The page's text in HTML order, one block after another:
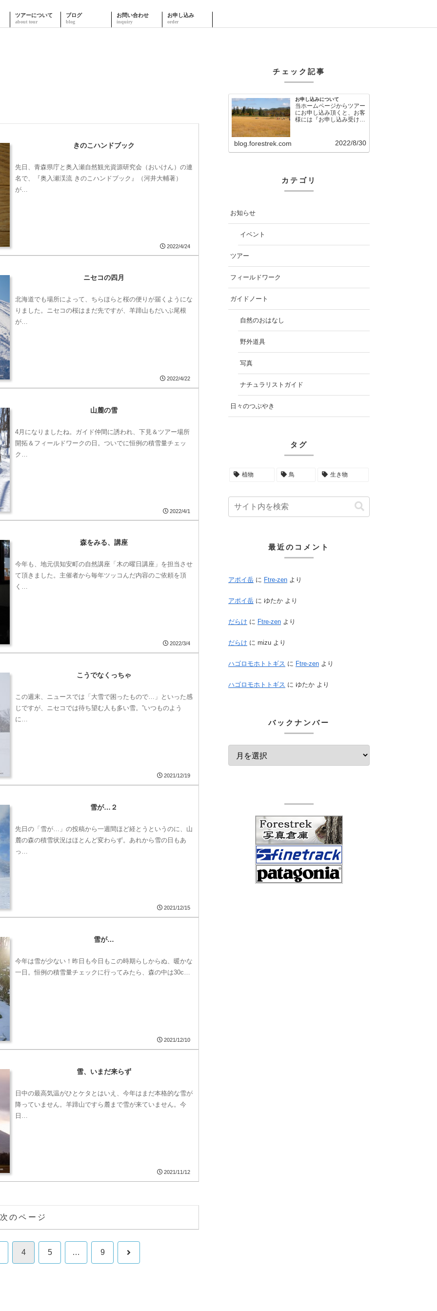
ツアーについて ブログ お問い合わせ お申し込み
きのこハンドブック
先日、青森県庁と奥入瀬自然観光資源研究会（おいけん）の連
名で、『奥入瀬渓流 きのこハンドブック』（河井大輔著）
が…
2022/4/24
ニセコの四月
北海道でも場所によって、ちらほらと桜の便りが届くようにな
りました。ニセコの桜はまだ先ですが、羊蹄山もだいぶ尾根
が…
2022/4/22
山麓の雪
4月になりましたね。ガイド仲間に誘われ、下見＆ツアー場所
開拓＆フィールドワークの日。ついでに恒例の積雪量チェッ
ク…
2022/4/1
森をみる、講座
今年も、地元倶知安町の自然講座「木の曜日講座」を担当させ
て頂きました。主催者から毎年ツッコんだ内容のご依頼を頂
く…
2022/3/4
こうでなくっちゃ
この週末、ニュースでは「大雪で困ったもので…」といった感
じですが、ニセコでは待ち望む人も多い雪。”いつものよう
に…
2021/12/19
雪が…２
先日の「雪が…」の投稿から一週間ほど経とうというのに、山
麓の森の積雪状況はほとんど変わらず。あれから雪の日もあ
っ…
2021/12/15
雪が…
今年は雪が少ない！昨日も今日もこの時期らしからぬ、暖かな
一日。恒例の積雪量チェックに行ってみたら、森の中は30c…
2021/12/10
雪、いまだ来らず
日中の最高気温がひとケタとはいえ、今年はまだ本格的な雪が
降っていません。羊蹄山ですら麓まで雪が来ていません。今
日…
2021/11/12
次のページ
4 5 … 9 次
チェック記事
お申し込みについて
当ホームページからツアー
にお申し込み頂くと、お客
様には『お申し込み受け付
blog.forestrek.com 2022/8/30
カテゴリ
お知らせ
イベント
ツアー
フィールドワーク
ガイドノート
自然のおはなし
野外道具
写真
ナチュラリストガイド
日々のつぶやき
タグ
植物 鳥 生き物
最近のコメント
アポイ岳 に Ftre-zen より
アポイ岳 に ゆたか より
だらけ に Ftre-zen より
だらけ に mizu より
ハゴロモホトトギス に Ftre-zen より
ハゴロモホトトギス に ゆたか より
バックナンバー